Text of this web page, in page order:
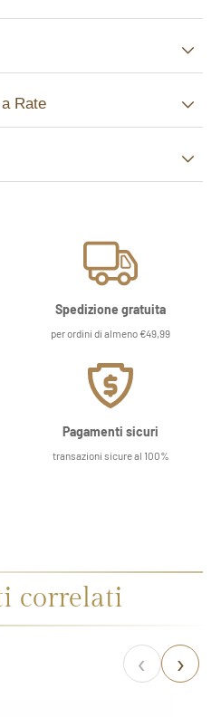
Rate
Spedizione gratuita
per ordini di almeno €49,99
Pagamenti sicuri
transazioni sicure al 100%
correlati
‹ ›